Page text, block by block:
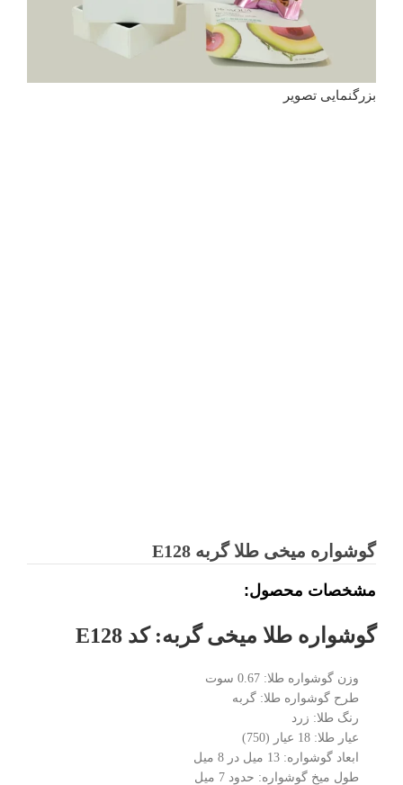
بزرگنمایی تصویر
گوشواره میخی طلا گربه E128
مشخصات محصول:
گوشواره طلا میخی گربه: کد E128
طرح گوشواره طلا: گربه
رنگ طلا: زرد
عیار طلا: 18 عیار (750)
ابعاد گوشواره: 13 میل در 8 میل
طول میخ گوشواره: حدود 7 میل